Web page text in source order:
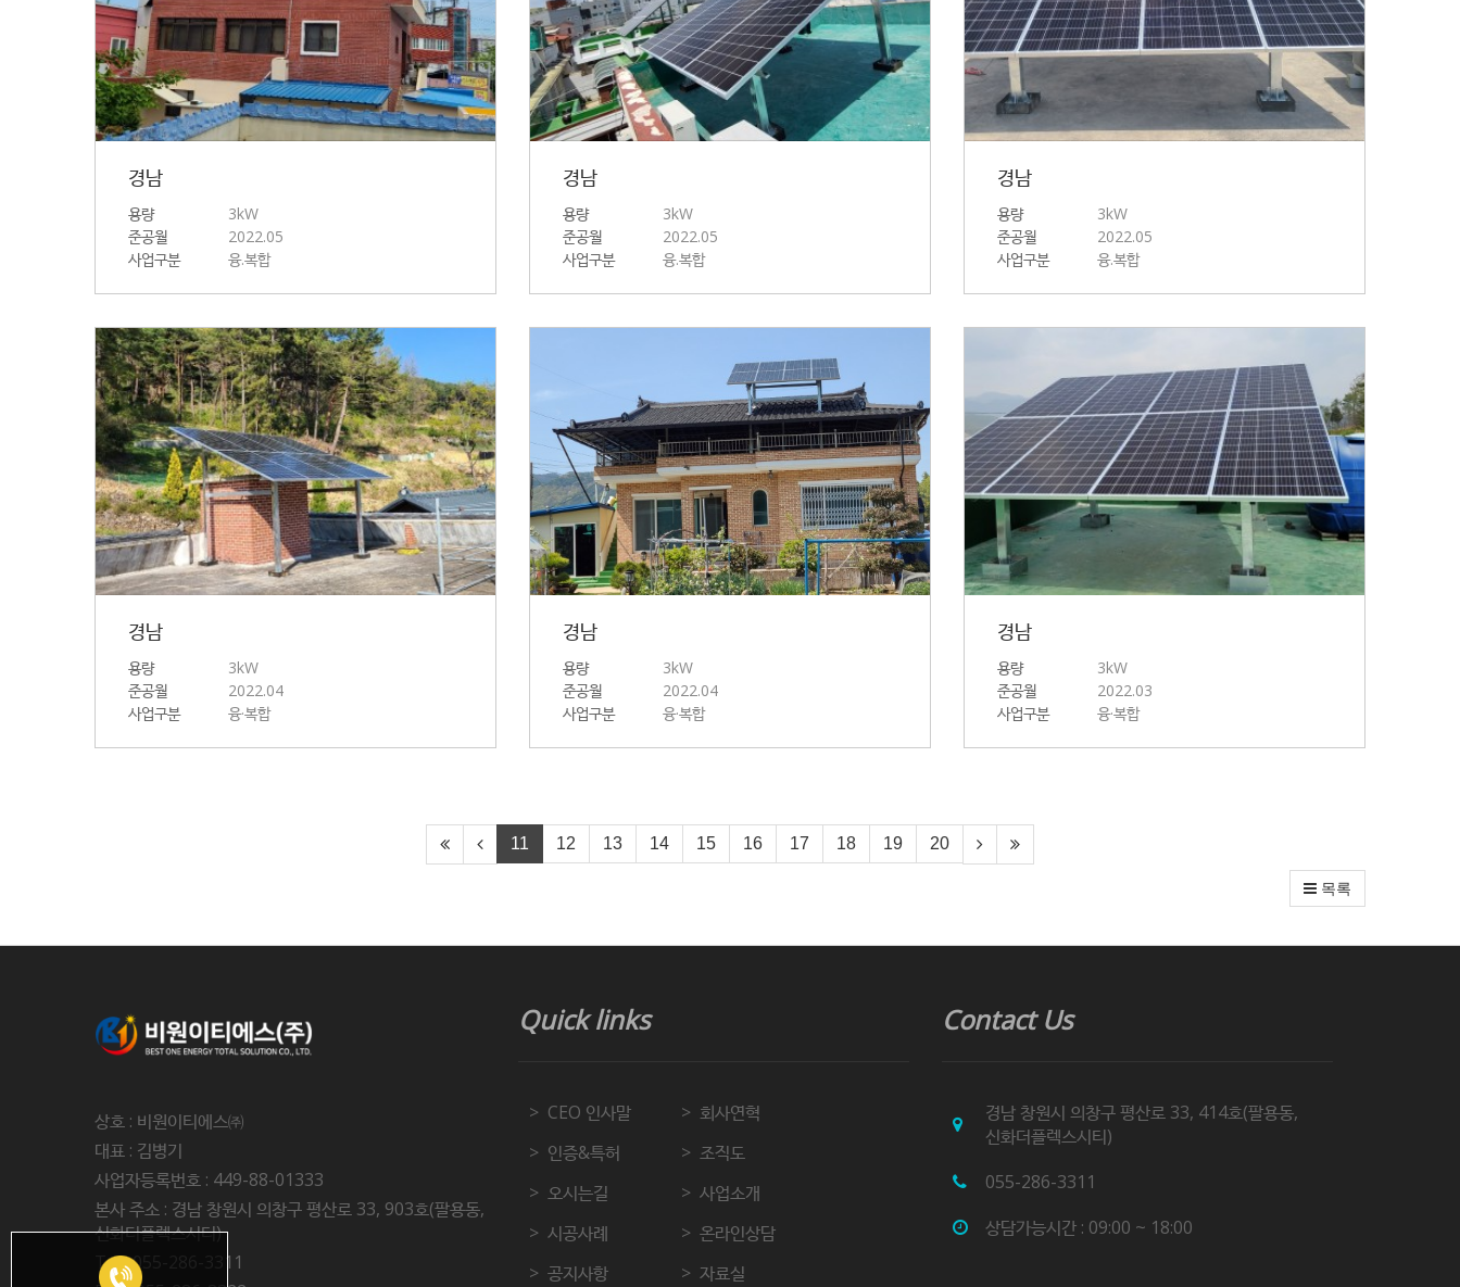
경남
용량
3kW
준공월
2022.05
사업구분
융.복합
경남
용량
3kW
준공월
2022.05
사업구분
융.복합
경남
용량
3kW
준공월
2022.05
사업구분
융.복합
경남
용량
3kW
준공월
2022.04
사업구분
융·복합
경남
용량
3kW
준공월
2022.04
사업구분
융·복합
경남
용량
3kW
준공월
2022.03
사업구분
융·복합
11 12 13 14 15 16 17 18 19 20
목록
상호 : 비원이티에스㈜
대표 : 김병기
사업자등록번호 : 449-88-01333
본사 주소 : 경남 창원시 의창구 평산로 33, 903호(팔용동,
신화더플렉스시티)
Tel : 055-286-3311
Quick links
CEO 인사말
회사연혁
인증&특허
조직도
오시는길
사업소개
시공사례
온라인상담
공지사항
자료실
Contact Us
경남 창원시 의창구 평산로 33, 414호(팔용동,
신화더플렉스시티)
055-286-3311
상담가능시간 : 09:00 ~ 18:00